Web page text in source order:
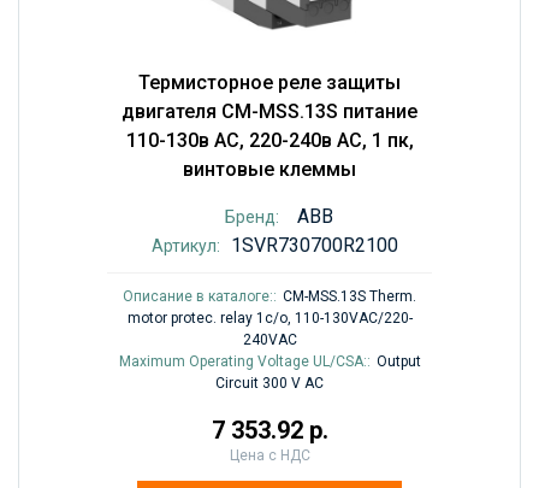
Термисторное реле защиты
двигателя CM-MSS.13S питание
110-130в AC, 220-240в AC, 1 пк,
винтовые клеммы
Бренд: ABB
Артикул: 1SVR730700R2100
Описание в каталоге:: CM-MSS.13S Therm.
motor protec. relay 1c/o, 110-130VAC/220-
240VAC
Maximum Operating Voltage UL/CSA:: Output
Circuit 300 V AC
7 353.92 р.
Цена с НДС